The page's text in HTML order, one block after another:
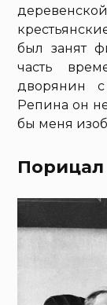
был занят
часть
дворянин
Репина он
бы ме­ня